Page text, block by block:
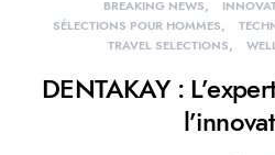
BREAKING NEWS
SÉLECTIONS POUR HOMMES
TRAVEL SELECTIONS
DENTAKAY :